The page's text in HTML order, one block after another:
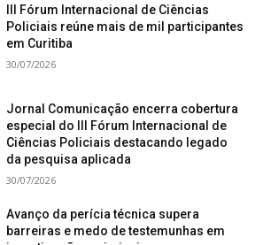
III Fórum Internacional de Ciências
Policiais reúne mais de mil participantes
em Curitiba
30/07/2026
Jornal Comunicação encerra cobertura
especial do III Fórum Internacional de
Ciências Policiais destacando legado
da pesquisa aplicada
30/07/2026
Avanço da perícia técnica supera
barreiras e medo de testemunhas em